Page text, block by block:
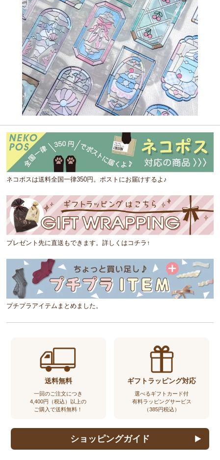
ネコポスは送料全国一律350円。ポストにお届けするよ♪
プレゼント先に直送もできます。詳しくはコチラ↑
プチプラアイテムまとめました。
送料無料
一回のご注文につき
4,400円（税込）以上の
ご購入で送料無料！
ギフトラッピング対応
選べるギフトカード付
有料ラッピングサービス
（385円税込）
ショッピングガイド